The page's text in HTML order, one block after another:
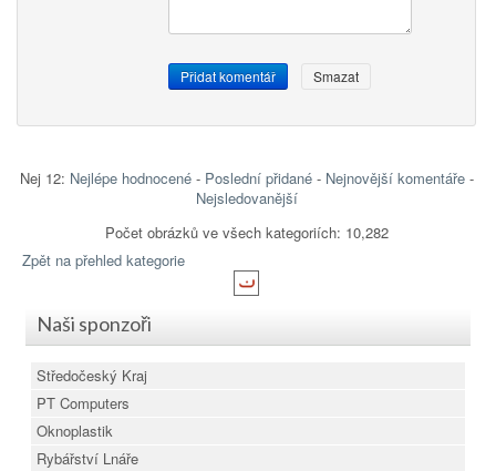
Nej 12: Nejlépe hodnocené- Poslední přidané- Nejnovější komentáře-
Nejsledovanější
Počet obrázků ve všech kategoriích: 10,282
Zpět na přehled kategorie
Naši sponzoři
Středočeský Kraj
PT Computers
Oknoplastik
Rybářství Lnáře